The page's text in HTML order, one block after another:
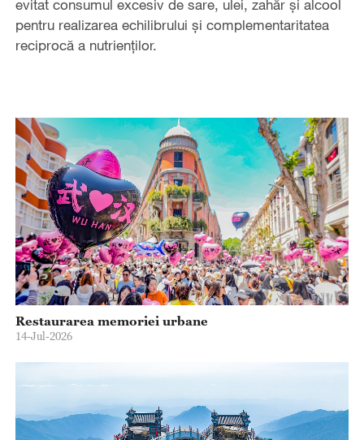
evitat consumul excesiv de sare, ulei, zahăr și alcool
pentru realizarea echilibrului și complementaritatea
reciprocă a nutrienților.
Restaurarea memoriei urbane
14-Jul-2026